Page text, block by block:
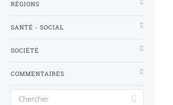
RÉGIONS
SANTÉ - SOCIAL
SOCIÉTÉ
COMMENTAIRES